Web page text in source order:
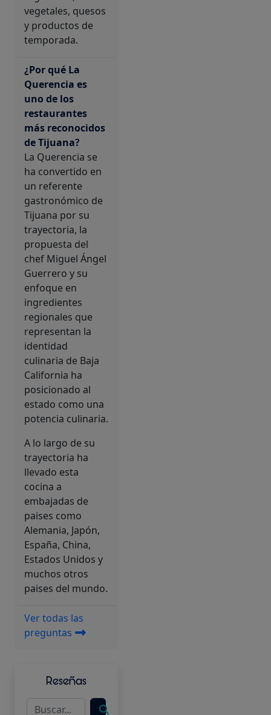
vegetales, quesos
y productos de
temporada.
¿Por qué La
Querencia es
uno de los
restaurantes
más reconocidos
de Tijuana?
La Querencia se
ha convertido en
un referente
gastronómico de
Tijuana por su
trayectoria, la
propuesta del
chef Miguel Ángel
Guerrero y su
enfoque en
ingredientes
regionales que
representan la
identidad
culinaria de Baja
California ha
posicionado al
estado como una
potencia culinaria.
A lo largo de su
trayectoria ha
llevado esta
cocina a
embajadas de
paises como
Alemania, Japón,
España, China,
Estados Unidos y
muchos otros
paises del mundo.
Ver todas las
preguntas
Reseñas